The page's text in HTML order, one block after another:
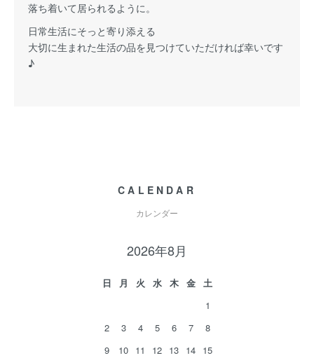
落ち着いて居られるように。
日常生活にそっと寄り添える
大切に生まれた生活の品を見つけていただければ幸いです
♪
CALENDAR
カレンダー
2026年8月
日 月 火 水 木 金
土
1
2
3 4 5 6 7
8
9
10 11 12 13 14 15